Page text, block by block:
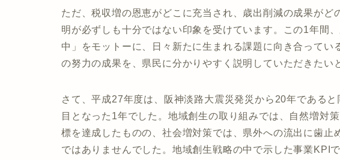
ただ、税収増の恩恵がどこに充当され、歳出削減の成果がど
明が必ずしも十分ではない印象を受けています。この1年間
中」をモットーに、日々新たに生まれる課題に向き合ってい
の努力の成果を、県民に分かりやすく説明していただきたい
さて、平成27年度は、阪神淡路大震災発災から20年である
目となった1年でした。地域創生の取り組みでは、自然増対
標を達成したものの、社会増対策では、県外への流出に歯止
ではありませんでした。地域創生戦略の中で示した事業KPI